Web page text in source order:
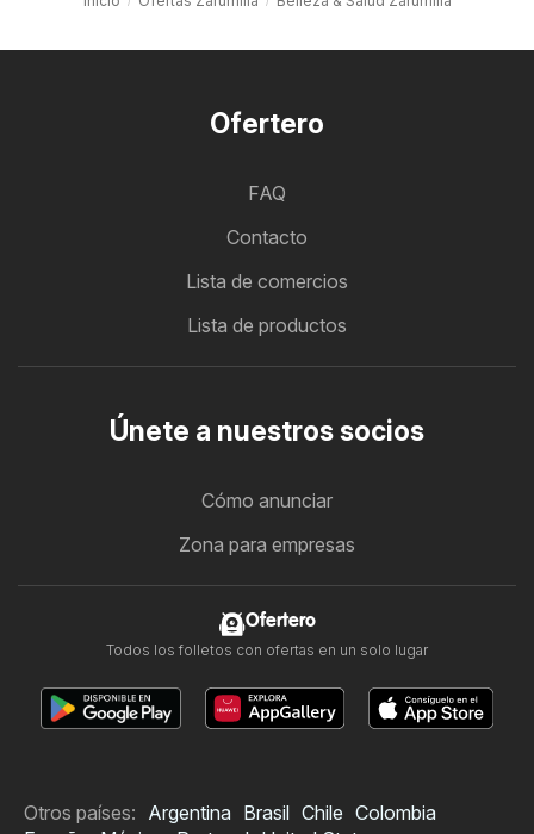
Ofertero
FAQ
Contacto
Lista de comercios
Lista de productos
Únete a nuestros socios
Cómo anunciar
Zona para empresas
Ofertero
Todos los folletos con ofertas en un solo lugar
Otros países: Argentina Brasil Chile Colombia